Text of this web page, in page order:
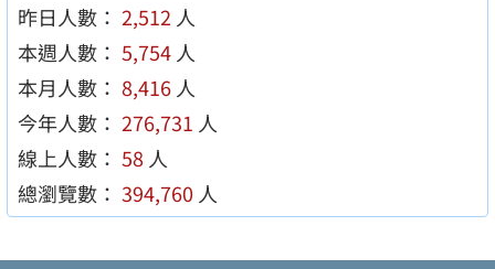
昨日人數： 2,512 人
本週人數： 5,754 人
本月人數： 8,416 人
今年人數： 276,731 人
線上人數： 58 人
總瀏覽數： 394,760 人